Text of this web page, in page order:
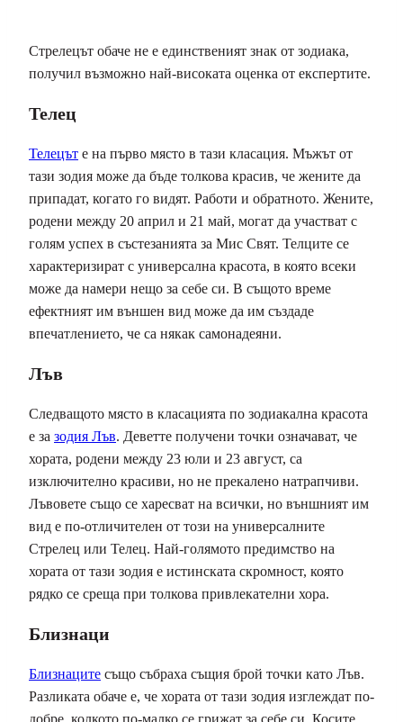
Стрелецът обаче не е единственият знак от зодиака,
получил възможно най-високата оценка от експертите.
Телец
Телецът е на първо място в тази класация. Мъжът от
тази зодия може да бъде толкова красив, че жените да
припадат, когато го видят. Работи и обратното. Жените,
родени между 20 април и 21 май, могат да участват с
голям успех в състезанията за Мис Свят. Телците се
характеризират с универсална красота, в която всеки
може да намери нещо за себе си. В същото време
ефектният им външен вид може да им създаде
впечатлението, че са някак самонадеяни.
Лъв
Следващото място в класацията по зодиакална красота
е за зодия Лъв. Деветте получени точки означават, че
хората, родени между 23 юли и 23 август, са
изключително красиви, но не прекалено натрапчиви.
Лъвовете също се харесват на всички, но външният им
вид е по-отличителен от този на универсалните
Стрелец или Телец. Най-голямото предимство на
хората от тази зодия е истинската скромност, която
рядко се среща при толкова привлекателни хора.
Близнаци
Близнаците също събраха същия брой точки като Лъв.
Разликата обаче е, че хората от тази зодия изглеждат по-
добре, колкото по-малко се грижат за себе си. Косите